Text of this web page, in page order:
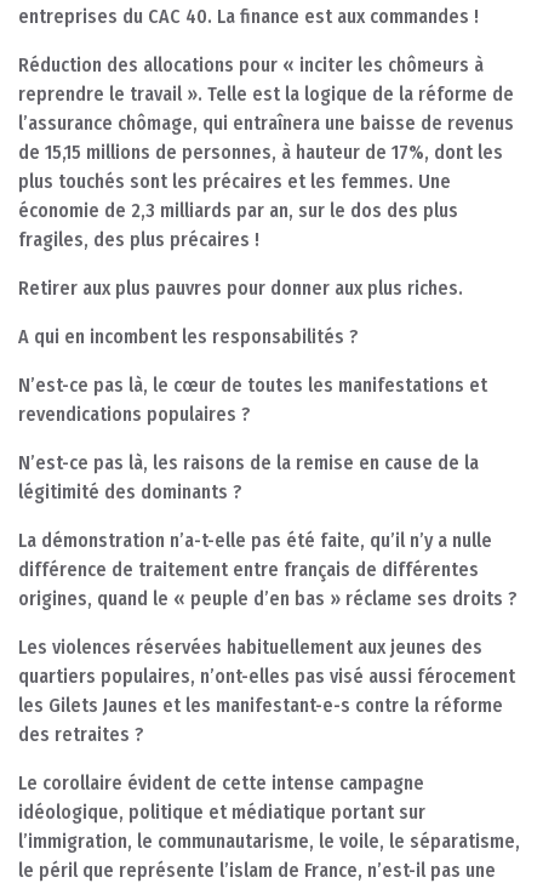
entreprises du CAC 40. La finance est aux commandes !
Réduction des allocations pour « inciter les chômeurs à
reprendre le travail ». Telle est la logique de la réforme de
l’assurance chômage, qui entraînera une baisse de revenus
de 15,15 millions de personnes, à hauteur de 17%, dont les
plus touchés sont les précaires et les femmes. Une
économie de 2,3 milliards par an, sur le dos des plus
fragiles, des plus précaires !
Retirer aux plus pauvres pour donner aux plus riches.
A qui en incombent les responsabilités ?
N’est-ce pas là, le cœur de toutes les manifestations et
revendications populaires ?
N’est-ce pas là, les raisons de la remise en cause de la
légitimité des dominants ?
La démonstration n’a-t-elle pas été faite, qu’il n’y a nulle
différence de traitement entre français de différentes
origines, quand le « peuple d’en bas » réclame ses droits ?
Les violences réservées habituellement aux jeunes des
quartiers populaires, n’ont-elles pas visé aussi férocement
les Gilets Jaunes et les manifestant-e-s contre la réforme
des retraites ?
Le corollaire évident de cette intense campagne
idéologique, politique et médiatique portant sur
l’immigration, le communautarisme, le voile, le séparatisme,
le péril que représente l’islam de France, n’est-il pas une